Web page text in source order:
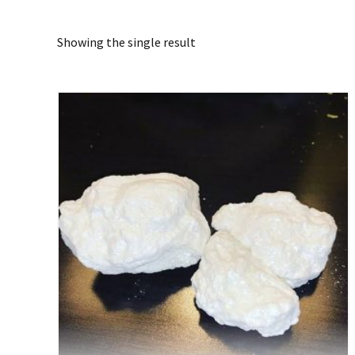
Showing the single result